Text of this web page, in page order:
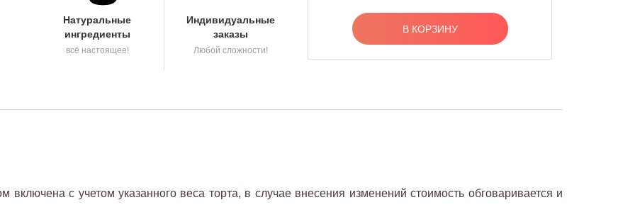
Натуральные
ингредиенты
всё настоящее!
Индивидуальные
заказы
Любой сложности!
В КОРЗИНУ
включена с учетом указанного веса торта, в случае внесения изменений стоимость обговаривается и